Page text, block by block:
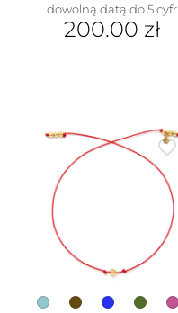
dowolną datą do 5 cyfr
200.00 zł